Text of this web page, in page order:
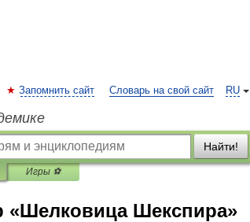
RU
Запомнить сайт Словарь на свой сайт
Найти!
Игры ⚽
«Шелковица Шекспира»